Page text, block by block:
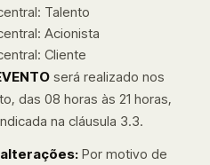
Talento
Acionista
Cliente
será realizado nos
das 08 horas às 21 horas,
na cláusula 3.3.
alterações: Por motivo de